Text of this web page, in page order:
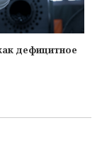
дефицитное